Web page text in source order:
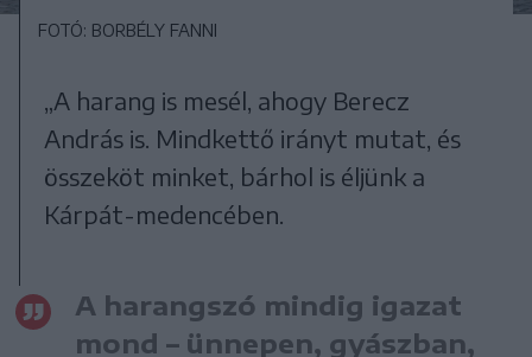
FOTÓ: BORBÉLY FANNI
„A harang is mesél, ahogy Berecz
András is. Mindkettő irányt mutat, és
összeköt minket, bárhol is éljünk a
Kárpát-medencében.
A harangszó mindig igazat
mond – ünnepen, gyászban,